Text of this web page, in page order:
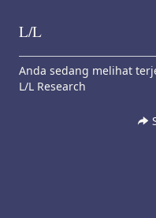
Skip to content
L/L
Anda sedang melihat
L/L Research